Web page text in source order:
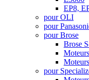
EP8,
pour OLI
pour
pour Brose
Brose
pour